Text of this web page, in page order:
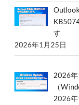
す
2026年1月25日
2026
（
2026年